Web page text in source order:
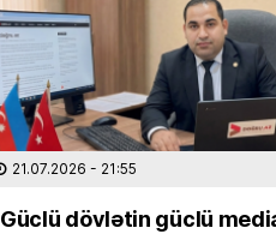
21.07.2026 - 21:55
Güclü dövlətin güclü